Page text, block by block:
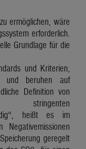
ermöglichen, wäre
erforderlich.
Grundlage für die
und Kriterien,
und beruhen auf
Definition von
stringenten
heißt es im
geregelt